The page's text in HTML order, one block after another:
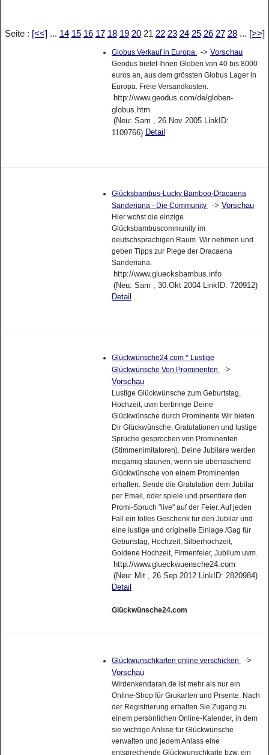
Seite : [<<]... 14 15 16 17 18 19 2021 22 23 24 25 26 27 28... [>>]
Globus Verkauf in Europa -> Vorschau
Geodus bietet Ihnen Globen von 40 bis 8000
euros an, aus dem grössten Globus Lager in
Europa. Freie Versandkosten.
http://www.geodus.com/de/globen-
globus.htm
(Neu: Sam , 26.Nov 2005 LinkID:
1109766) Detail
Glücksbambus-Lucky Bamboo-Dracaena
Sanderiana - Die Community
-> Vorschau
Hier wchst die einzige
Glücksbambuscommunity im
deutschsprachigen Raum. Wir nehmen und
geben Tipps zur Plege der Dracaena
Sanderiana.
http://www.gluecksbambus.info
(Neu: Sam , 30.Okt 2004 LinkID: 720912)
Detail
Glückwünsche24.com * Lustige
Glückwünsche Von Prominenten
->
Vorschau
Lustige Glückwünsche zum Geburtstag,
Hochzeit, uvm berbringe Deine
Glückwünsche durch Prominente Wir bieten
Dir Glückwünsche, Gratulationen und lustige
Sprüche gesprochen von Prominenten
(Stimmenimitatoren). Deine Jubilare werden
megamig staunen, wenn sie überraschend
Glückwünsche von einem Prominenten
erhalten. Sende die Gratulation dem Jubilar
per Email, oder spiele und prsentiere den
Promi-Spruch "live" auf der Feier. Auf jeden
Fall ein tolles Geschenk für den Jubilar und
eine lustige und originelle Einlage /Gag für
Geburtstag, Hochzeit, Silberhochzeit,
Goldene Hochzeit, Firmenfeier, Jubilum uvm.
http://www.glueckwuensche24.com
(Neu: Mit , 26.Sep 2012 LinkID: 2820984)
Detail
Glückwünsche24.com
Glückwunschkarten online verschicken
->
Vorschau
Wirdenkendaran.de ist mehr als nur ein
Online-Shop für Grukarten und Prsente. Nach
der Registrierung erhalten Sie Zugang zu
einem persönlichen Online-Kalender, in dem
sie wichtige Anlsse für Glückwünsche
verwalten und jedem Anlass eine
entsprechende Glückwunschkarte bzw. ein